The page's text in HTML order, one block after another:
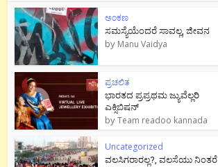
ಅಂಕಣ
ಸಮಸ್ಯೆಯೆಂದರೆ ಸಾವಲ್ಲ, ಜೀವನ
by Manu Vaidya
ಪ್ರಚಲಿತ
ಭಾರತದ ಪ್ರಪ್ರಥಮ ಜ್ಯುವೆಲ್ಲರಿ
ಎಕ್ಸಿಬಿಷನ್
byTeam readoo kannada
Uncategorized
ವಲಸಿಗರಾರಲ್ಲ?, ವಲಸೆಯು ನಿಂತರೆ